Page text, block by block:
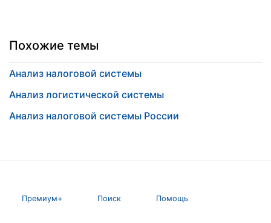
Похожие темы
Анализ налоговой системы
Анализ логистической системы
Анализ налоговой системы России
Премиум+ Поиск Помощь